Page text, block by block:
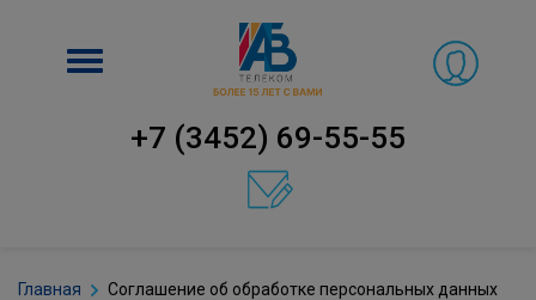
Включить
+7 (3452) 69-55-55
Главная Соглашение об обработке персональных данных